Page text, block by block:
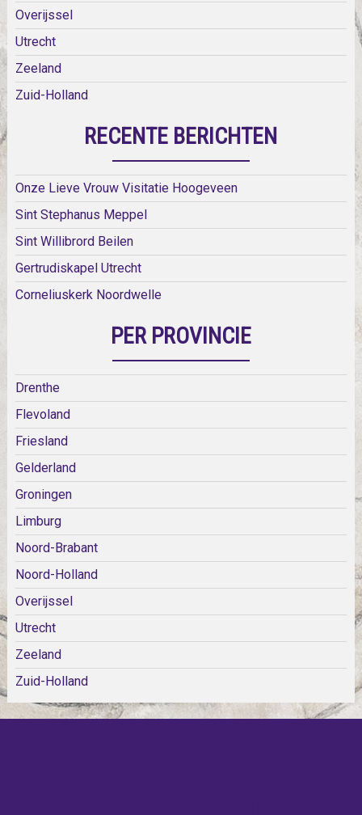
Overijssel
Utrecht
Zeeland
Zuid-Holland
RECENTE BERICHTEN
Onze Lieve Vrouw Visitatie Hoogeveen
Sint Stephanus Meppel
Sint Willibrord Beilen
Gertrudiskapel Utrecht
Corneliuskerk Noordwelle
PER PROVINCIE
Drenthe
Flevoland
Friesland
Gelderland
Groningen
Limburg
Noord-Brabant
Noord-Holland
Overijssel
Utrecht
Zeeland
Zuid-Holland